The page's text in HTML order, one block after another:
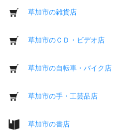
草加市の雑貨店
草加市のＣＤ・ビデオ店
草加市の自転車・バイク店
草加市の手・工芸品店
草加市の書店